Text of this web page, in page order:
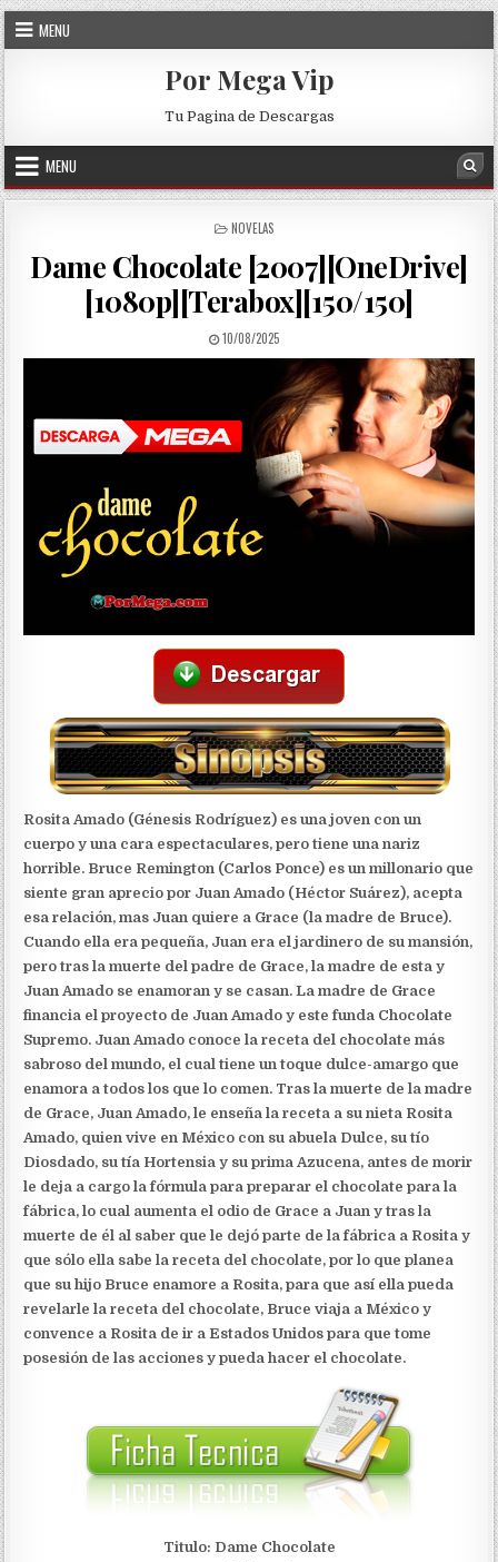
Skip to content
MENU
Por Mega Vip
Tu Pagina de Descargas
MENU
POSTED IN
NOVELAS
Dame Chocolate [2007][OneDrive]
[1080p][Terabox][150/150]
PUBLISHED DATE:
10/08/2025
Rosita Amado (Génesis Rodríguez) es una joven con un
cuerpo y una cara espectaculares, pero tiene una nariz
horrible. Bruce Remington (Carlos Ponce) es un millonario que
siente gran aprecio por Juan Amado (Héctor Suárez), acepta
esa relación, mas Juan quiere a Grace (la madre de Bruce).
Cuando ella era pequeña, Juan era el jardinero de su mansión,
pero tras la muerte del padre de Grace, la madre de esta y
Juan Amado se enamoran y se casan. La madre de Grace
financia el proyecto de Juan Amado y este funda Chocolate
Supremo. Juan Amado conoce la receta del chocolate más
sabroso del mundo, el cual tiene un toque dulce-amargo que
enamora a todos los que lo comen. Tras la muerte de la madre
de Grace, Juan Amado, le enseña la receta a su nieta Rosita
Amado, quien vive en México con su abuela Dulce, su tío
Diosdado, su tía Hortensia y su prima Azucena, antes de morir
le deja a cargo la fórmula para preparar el chocolate para la
fábrica, lo cual aumenta el odio de Grace a Juan y tras la
muerte de él al saber que le dejó parte de la fábrica a Rosita y
que sólo ella sabe la receta del chocolate, por lo que planea
que su hijo Bruce enamore a Rosita, para que así ella pueda
revelarle la receta del chocolate, Bruce viaja a México y
convence a Rosita de ir a Estados Unidos para que tome
posesión de las acciones y pueda hacer el chocolate.
Titulo: Dame Chocolate